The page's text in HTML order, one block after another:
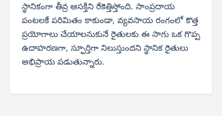
స్థానికంగా తీవ్ర ఆసక్తిని రేకెత్తిస్తోంది. సాంప్రదాయ
పంటలకే పరిమితం కాకుండా, వ్యవసాయ రంగంలో కొత్త
ప్రయోగాలు చేయాలనుకునే రైతులకు ఈ సాగు ఒక గొప్ప
ఉదాహరణగా, స్ఫూర్తిగా నిలుస్తుందని స్థానిక రైతులు
అభిప్రాయ పడుతున్నారు.